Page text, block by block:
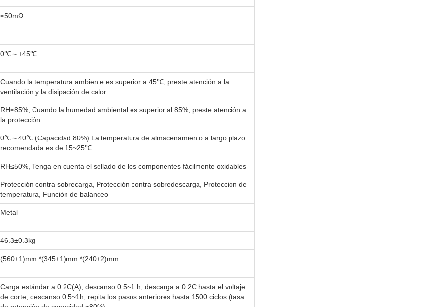
≤50mΩ
0℃～+45℃
Cuando la temperatura ambiente es superior a 45℃, preste atención a la
ventilación y la disipación de calor
RH≤85%, Cuando la humedad ambiental es superior al 85%, preste atención a
la protección
0℃～40℃ (Capacidad 80%) La temperatura de almacenamiento a largo plazo
recomendada es de 15~25℃
RH≤50%, Tenga en cuenta el sellado de los componentes fácilmente oxidables
Protección contra sobrecarga, Protección contra sobredescarga, Protección de
temperatura, Función de balanceo
Metal
46.3±0.3kg
(560±1)mm *(345±1)mm *(240±2)mm
Carga estándar a 0.2C(A), descanso 0.5~1 h, descarga a 0.2C hasta el voltaje
de corte, descanso 0.5~1h, repita los pasos anteriores hasta 1500 ciclos (tasa